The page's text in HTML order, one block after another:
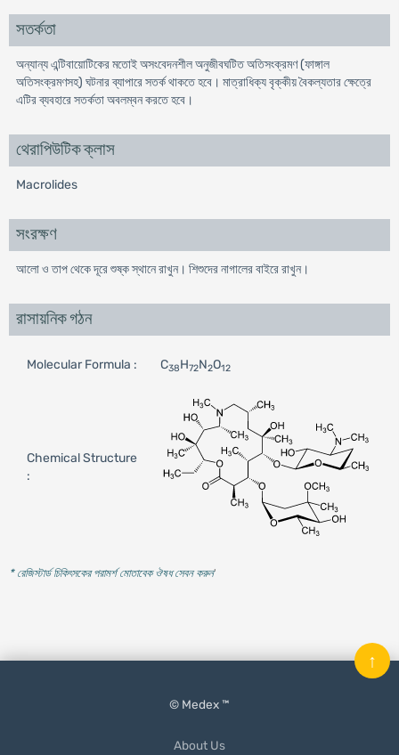
সতর্কতা
অন্যান্য এন্টিবায়োটিকের মতোই অসংবেদনশীল অনুজীবঘটিত অতিসংক্রমণ (ফাঙ্গাল
অতিসংক্রমণসহ) ঘটনার ব্যাপারে সতর্ক থাকতে হবে। মাত্রাধিক্য বৃক্কীয় বৈকল্যতার ক্ষেত্রে
এটির ব্যবহারে সতর্কতা অবলম্বন করতে হবে।
থেরাপিউটিক ক্লাস
Macrolides
সংরক্ষণ
আলো ও তাপ থেকে দূরে শুষ্ক স্থানে রাখুন। শিশুদের নাগালের বাইরে রাখুন।
রাসায়নিক গঠন
Molecular Formula : C38H72N2O12
Chemical Structure
:
* রেজিস্টার্ড চিকিৎসকের পরামর্শ মোতাবেক ঔষধ সেবন করুন'
© Medex ™
About Us
↑